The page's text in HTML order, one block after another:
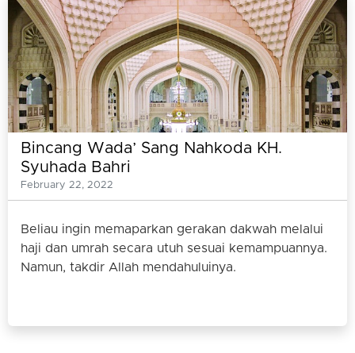
dikenal dengan nama lain al-hajjul akbar (haji besar)
dan umrah dengan nama al-hajjul ashghar (haji
kecil).
Bincang Wada’ Sang Nahkoda KH.
Syuhada Bahri
February 22, 2022
Beliau ingin memaparkan gerakan dakwah melalui
haji dan umrah secara utuh sesuai kemampuannya.
Namun, takdir Allah mendahuluinya.